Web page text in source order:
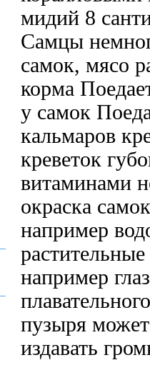
мидий 8
Самцы
самок, мясо
корма
у самок
кальмаров
креветок
витаминами
окраска
например
например
пузыря
издавать